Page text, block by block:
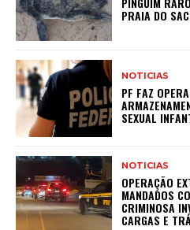
PRAIA DO
NOTICIAS
PF FAZ
SEXUAL
NOTICIAS
OPERAÇÃO
MANDADOS
CRIMINOSA
CARGAS E